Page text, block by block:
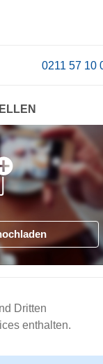
Dritten
enthalten.